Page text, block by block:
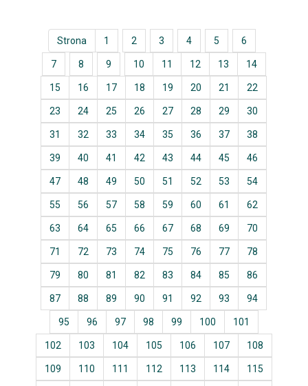
Strona 1 2 3 4 5 6
7 8 9 10 11 12 13 14
15 16 17 18 19 20 21 22
23 24 25 26 27 28 29 30
31 32 33 34 35 36 37 38
39 40 41 42 43 44 45 46
47 48 49 50 51 52 53 54
55 56 57 58 59 60 61 62
63 64 65 66 67 68 69 70
71 72 73 74 75 76 77 78
79 80 81 82 83 84 85 86
87 88 89 90 91 92 93 94
95 96 97 98 99 100 101
102 103 104 105 106 107 108
109 110 111 112 113 114 115